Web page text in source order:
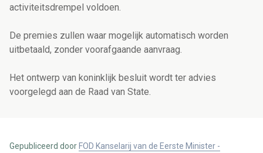
activiteitsdrempel voldoen.
De premies zullen waar mogelijk automatisch worden
uitbetaald, zonder voorafgaande aanvraag.
Het ontwerp van koninklijk besluit wordt ter advies
voorgelegd aan de Raad van State.
Gepubliceerd door FOD Kanselarij van de Eerste Minister -